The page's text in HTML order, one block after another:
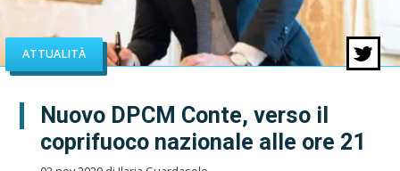
ATTUALITÀ
Nuovo DPCM Conte, verso il
coprifuoco nazionale alle ore 21